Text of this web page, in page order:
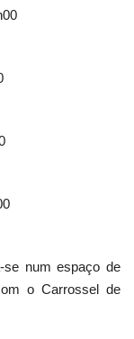
se num espaço de
o Carrossel de